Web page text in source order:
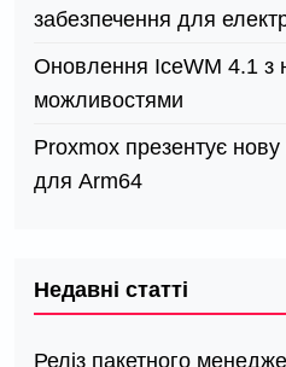
забезпечення для
Оновлення IceWM 4.1 з
можливостями
Proxmox презентує
для Arm64
Недавні статті
Реліз пакетного